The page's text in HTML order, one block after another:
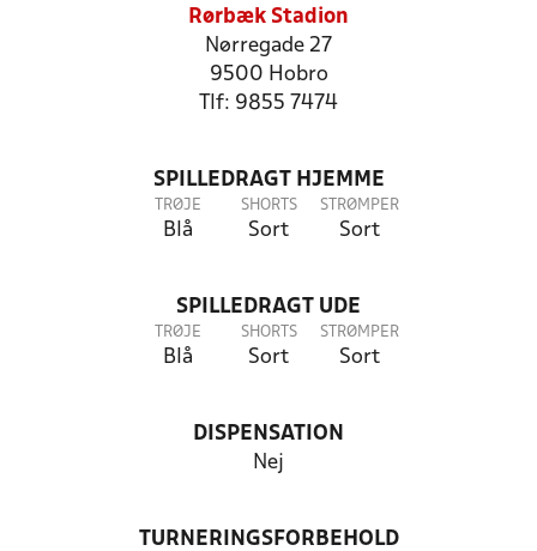
Rørbæk Stadion
Nørregade 27
9500 Hobro
Tlf: 9855 7474
SPILLEDRAGT HJEMME
TRØJE
Blå
SHORTS
Sort
STRØMPER
Sort
SPILLEDRAGT UDE
TRØJE
Blå
SHORTS
Sort
STRØMPER
Sort
DISPENSATION
Nej
TURNERINGSFORBEHOLD